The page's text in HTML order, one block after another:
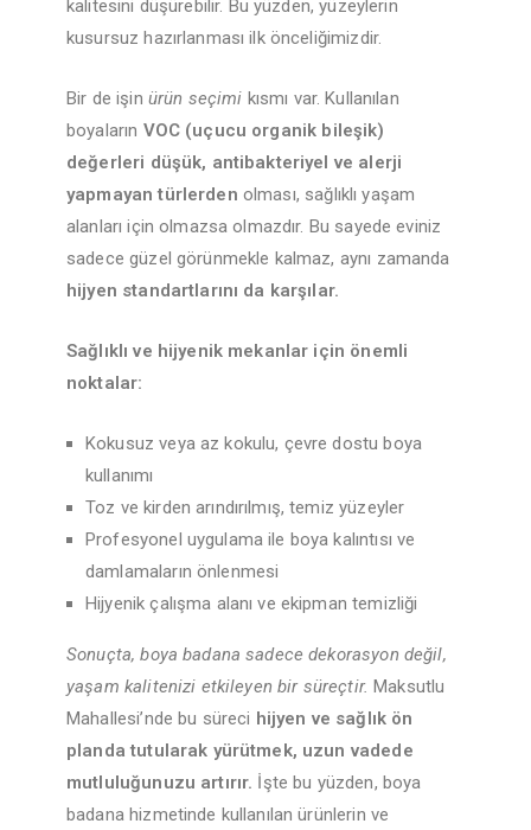
kalitesini düşürebilir. Bu yüzden, yüzeylerin
kusursuz hazırlanması ilk önceliğimizdir.
Bir de işin ürün seçimi kısmı var. Kullanılan
boyaların VOC (uçucu organik bileşik)
değerleri düşük, antibakteriyel ve alerji
yapmayan türlerden olması, sağlıklı yaşam
alanları için olmazsa olmazdır. Bu sayede eviniz
sadece güzel görünmekle kalmaz, aynı zamanda
hijyen standartlarını da karşılar.
Sağlıklı ve hijyenik mekanlar için önemli
noktalar:
Kokusuz veya az kokulu, çevre dostu boya
kullanımı
Toz ve kirden arındırılmış, temiz yüzeyler
Profesyonel uygulama ile boya kalıntısı ve
damlamaların önlenmesi
Hijyenik çalışma alanı ve ekipman temizliği
Sonuçta, boya badana sadece dekorasyon değil,
yaşam kalitenizi etkileyen bir süreçtir. Maksutlu
Mahallesi’nde bu süreci hijyen ve sağlık ön
planda tutularak yürütmek, uzun vadede
mutluluğunuzu artırır. İşte bu yüzden, boya
badana hizmetinde kullanılan ürünlerin ve